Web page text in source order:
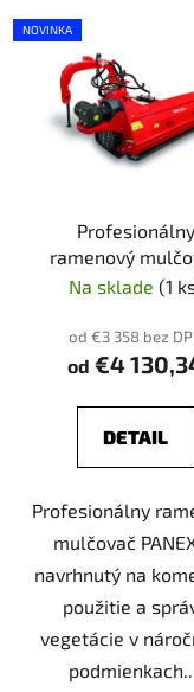
NOVINKA
Profesionálny
ramenový
PANEX MPHR
Na sklade (1
od €3 358 bez
od €4
DETAIL
Profesionálny
mulčovač
navrhnutý na
použitie a
vegetácie v
podmienkach....